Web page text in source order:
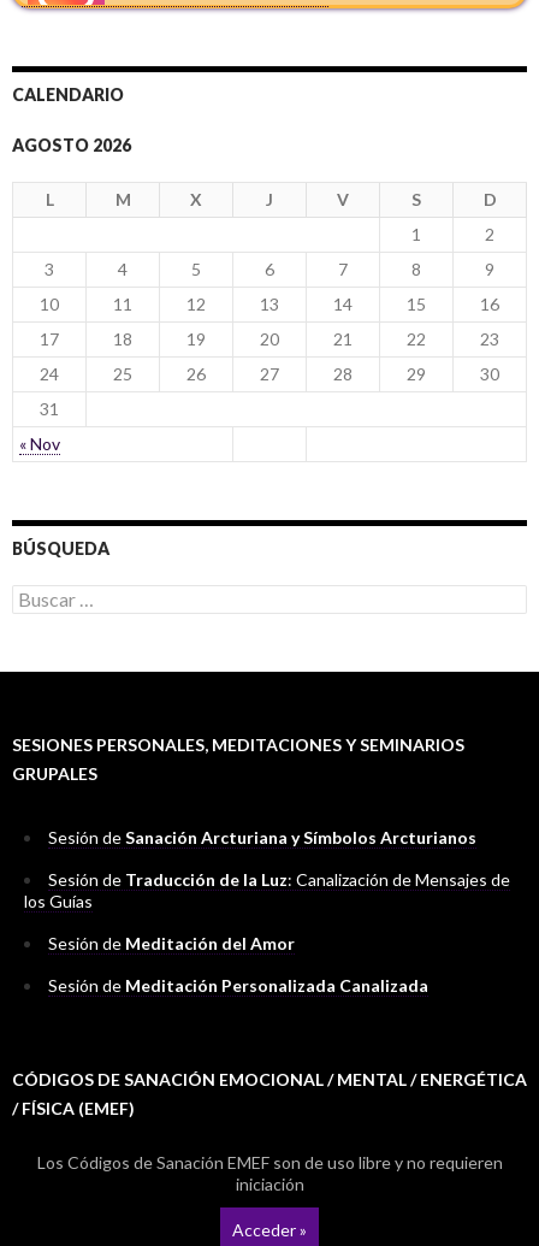
CALENDARIO
AGOSTO 2026
L M X J V S D
« Nov
1
2
3
4 5 6 7 8
9
10
11 12 13 14 15
16
17
18 19 20 21 22
23
24
25 26 27 28 29
30
31
BÚSQUEDA
B
u
SESIONES PERSONALES, MEDITACIONES Y SEMINARIOS
GRUPALES
Sesión deSanación Arcturiana y Símbolos Arcturianos
Sesión de Traducción de la Luz: Canalización de Mensajes de
los Guías
Sesión de Meditación del Amor
Sesión de Meditación Personalizada Canalizada
CÓDIGOS DE SANACIÓN EMOCIONAL / MENTAL / ENERGÉTICA
/ FÍSICA (EMEF)
Los Códigos de Sanación EMEF son de uso libre y no requieren
iniciación
Acceder »